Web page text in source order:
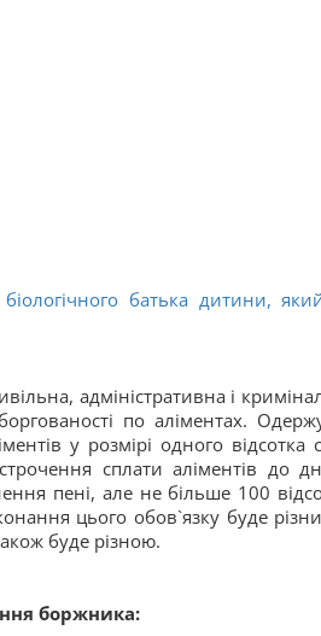
батька дитини,
адміністративна і
по аліментах.
у розмірі одного відсотка
сплати аліментів до
пені, але не більше 100
цього обов`язку буде
буде різною.
боржника: